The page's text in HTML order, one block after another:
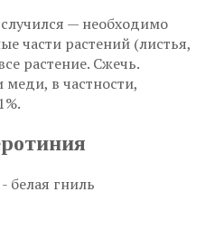
— необходимо
части растений (листья,
растение. Сжечь.
меди, в частности,